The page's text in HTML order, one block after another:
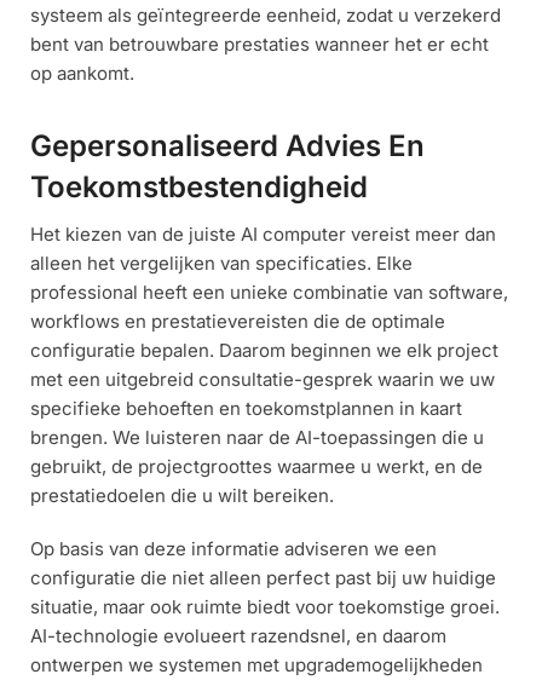
systeem als geïntegreerde eenheid, zodat u verzekerd
bent van betrouwbare prestaties wanneer het er echt
op aankomt.
Gepersonaliseerd Advies En
Toekomstbestendigheid
Het kiezen van de juiste AI computer vereist meer dan
alleen het vergelijken van specificaties. Elke
professional heeft een unieke combinatie van software,
workflows en prestatievereisten die de optimale
configuratie bepalen. Daarom beginnen we elk project
met een uitgebreid consultatie-gesprek waarin we uw
specifieke behoeften en toekomstplannen in kaart
brengen. We luisteren naar de AI-toepassingen die u
gebruikt, de projectgroottes waarmee u werkt, en de
prestatiedoelen die u wilt bereiken.
Op basis van deze informatie adviseren we een
configuratie die niet alleen perfect past bij uw huidige
situatie, maar ook ruimte biedt voor toekomstige groei.
AI-technologie evolueert razendsnel, en daarom
ontwerpen we systemen met upgrademogelijkheden